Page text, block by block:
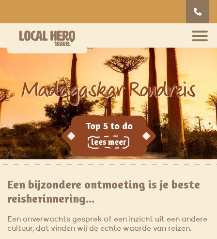
Madagaskar Rondreis
lees meer
Een bijzondere ontmoeting is je beste
reisherinnering...
Een onverwachts gesprek of een inzicht uit een andere
cultuur, dat vinden wij de echte waarde van reizen.